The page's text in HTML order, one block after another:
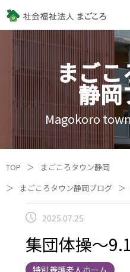
まごこ
静岡
Magokoro
TOP ＞
まごころタウン静岡
＞
まごころタウン静岡ブログ ＞
2025.07.25
集団体操～
特別養護老人ホーム